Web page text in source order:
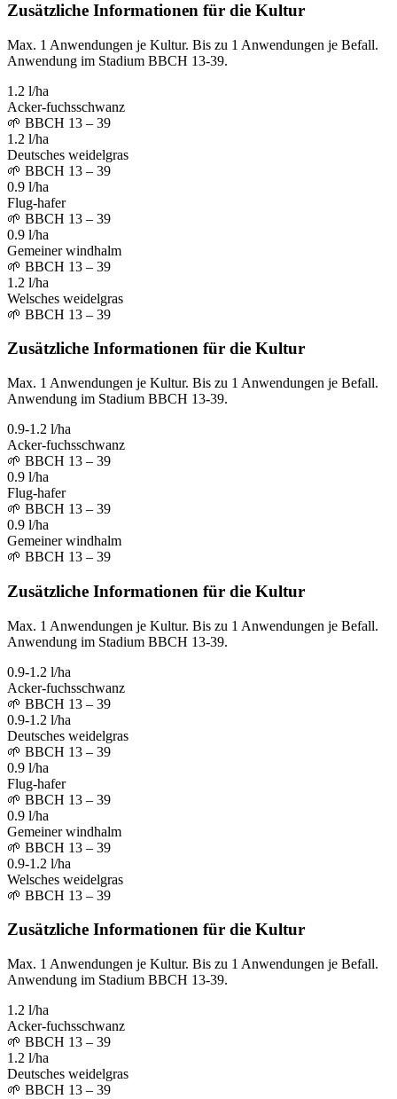
Zusätzliche Informationen für die Kultur
Max. 1 Anwendungen je Kultur. Bis zu 1 Anwendungen je Befall.
Anwendung im Stadium BBCH 13-39.
1.2 l/ha
Acker-fuchsschwanz
🌱 BBCH 13 – 39
1.2 l/ha
Deutsches weidelgras
🌱 BBCH 13 – 39
0.9 l/ha
Flug-hafer
🌱 BBCH 13 – 39
0.9 l/ha
Gemeiner windhalm
🌱 BBCH 13 – 39
1.2 l/ha
Welsches weidelgras
🌱 BBCH 13 – 39
Zusätzliche Informationen für die Kultur
Max. 1 Anwendungen je Kultur. Bis zu 1 Anwendungen je Befall.
Anwendung im Stadium BBCH 13-39.
0.9-1.2 l/ha
Acker-fuchsschwanz
🌱 BBCH 13 – 39
0.9 l/ha
Flug-hafer
🌱 BBCH 13 – 39
0.9 l/ha
Gemeiner windhalm
🌱 BBCH 13 – 39
Zusätzliche Informationen für die Kultur
Max. 1 Anwendungen je Kultur. Bis zu 1 Anwendungen je Befall.
Anwendung im Stadium BBCH 13-39.
0.9-1.2 l/ha
Acker-fuchsschwanz
🌱 BBCH 13 – 39
0.9-1.2 l/ha
Deutsches weidelgras
🌱 BBCH 13 – 39
0.9 l/ha
Flug-hafer
🌱 BBCH 13 – 39
0.9 l/ha
Gemeiner windhalm
🌱 BBCH 13 – 39
0.9-1.2 l/ha
Welsches weidelgras
🌱 BBCH 13 – 39
Zusätzliche Informationen für die Kultur
Max. 1 Anwendungen je Kultur. Bis zu 1 Anwendungen je Befall.
Anwendung im Stadium BBCH 13-39.
1.2 l/ha
Acker-fuchsschwanz
🌱 BBCH 13 – 39
1.2 l/ha
Deutsches weidelgras
🌱 BBCH 13 – 39